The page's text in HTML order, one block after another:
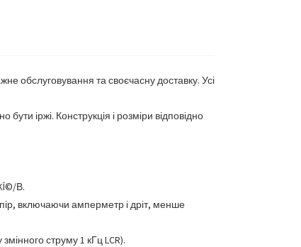
обслуговування та своєчасну доставку. Усі
іржі. Конструкція і розміри відповідно
В.
включаючи амперметр і дріт, менше
струму 1 кГц LCR).